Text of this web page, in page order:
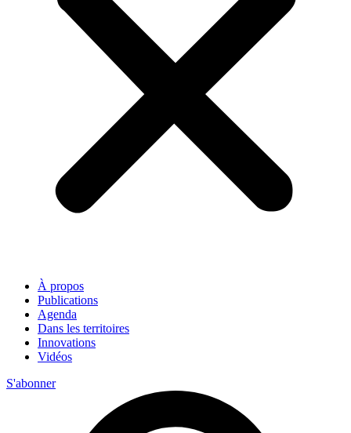
À propos
Publications
Agenda
Dans les territoires
Innovations
Vidéos
S'abonner